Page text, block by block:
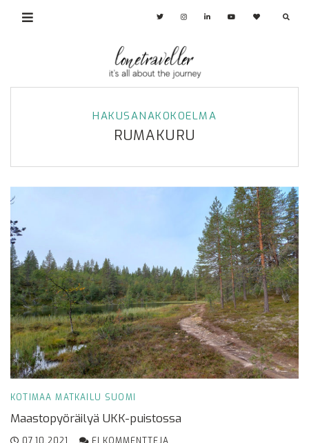
HAKUSANAKOKOELMA
RUMAKURU
KOTIMAA MATKAILU SUOMI
Maastopyöräilyä UKK-puistossa